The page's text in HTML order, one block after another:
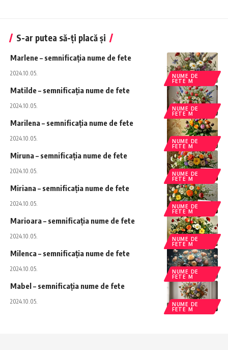
S-ar putea să-ți placă și
NUME DE
FETE M
Marlene – semnificația nume de fete
2024.10.05.
NUME DE
FETE M
Matilde – semnificația nume de fete
2024.10.05.
NUME DE
FETE M
Marilena – semnificația nume de fete
2024.10.05.
NUME DE
FETE M
Miruna – semnificația nume de fete
2024.10.05.
NUME DE
FETE M
Miriana – semnificația nume de fete
2024.10.05.
NUME DE
FETE M
Marioara – semnificația nume de fete
2024.10.05.
NUME DE
FETE M
Milenca – semnificația nume de fete
2024.10.05.
NUME DE
FETE M
Mabel – semnificația nume de fete
2024.10.05.